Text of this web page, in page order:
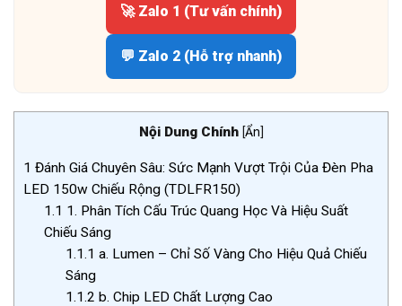
🚀 Zalo 1 (Tư vấn chính)
💬 Zalo 2 (Hỗ trợ nhanh)
Nội Dung Chính [Ẩn]
1 Đánh Giá Chuyên Sâu: Sức Mạnh Vượt Trội Của Đèn Pha
LED 150w Chiếu Rộng (TDLFR150)
1.1 1. Phân Tích Cấu Trúc Quang Học Và Hiệu Suất
Chiếu Sáng
1.1.1 a. Lumen – Chỉ Số Vàng Cho Hiệu Quả Chiếu
Sáng
1.1.2 b. Chip LED Chất Lượng Cao